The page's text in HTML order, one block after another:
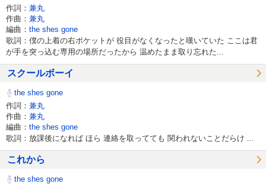
作詞： 兼丸
作曲： 兼丸
編曲： the shes gone
歌詞：僕の上着の右ポケットが 役目がなくなったと嘆いていた ここは君
が手を突っ込む専用の場所だったから 温めたまま取り忘れた...
スクールボーイ
the shes gone
作詞： 兼丸
作曲： 兼丸
編曲： the shes gone
歌詞：放課後になれば ほら 連絡を取ってても 関われないことだらけ ...
これから
the shes gone